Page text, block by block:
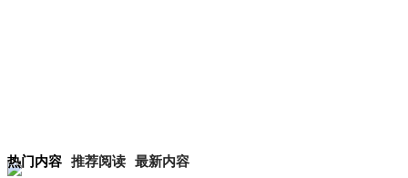
热门内容 推荐阅读 最新内容